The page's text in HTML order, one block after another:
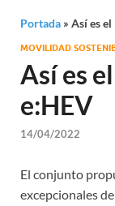
Portada » Así es
MOVILIDAD
Así es
e:HEV
14/04/2022
El conjunto
excepcionales